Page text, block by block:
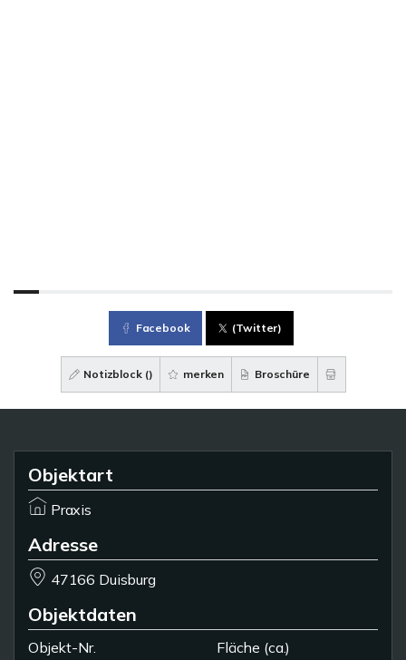
Facebook (Twitter)
Notizblock () merken Broschüre
Objektart
Praxis
Adresse
47166 Duisburg
Objektdaten
Objekt-Nr.
Fläche (ca.)